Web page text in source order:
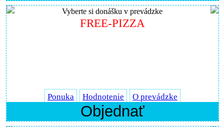
Vyberte si donášku v prevádzke
FREE-PIZZA
Ponuka Hodnotenie O prevádzke
Objednať